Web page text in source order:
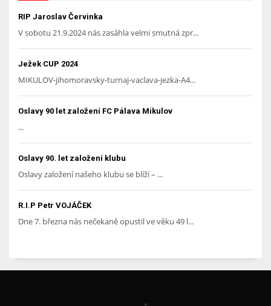
RIP Jaroslav Červinka
V sobotu 21.9.2024 nás zasáhla velmi smutná zpr...
Ježek CUP 2024
MIKULOV-jihomoravsky-turnaj-vaclava-jezka-A4...
Oslavy 90 let založení FC Pálava Mikulov
...
Oslavy 90. let založení klubu
Oslavy založení našeho klubu se blíží – ...
R.I.P Petr VOJÁČEK
Dne 7. března nás nečekaně opustil ve věku 49 l...